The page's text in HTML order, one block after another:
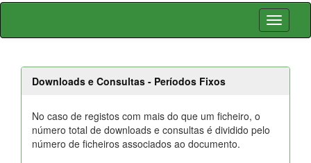
Skip
Downloads e Consultas - Períodos Fixos
No caso de registos com mais do que um ficheiro, o
número total de downloads e consultas é dividido pelo
número de ficheiros associados ao documento.